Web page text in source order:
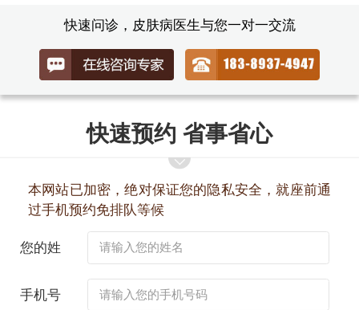
快速问诊，皮肤病医生与您一对一交流
快速预约 省事省心
本网站已加密，绝对保证您的隐私安全，就座前通
过手机预约免排队等候
您的姓
手机号